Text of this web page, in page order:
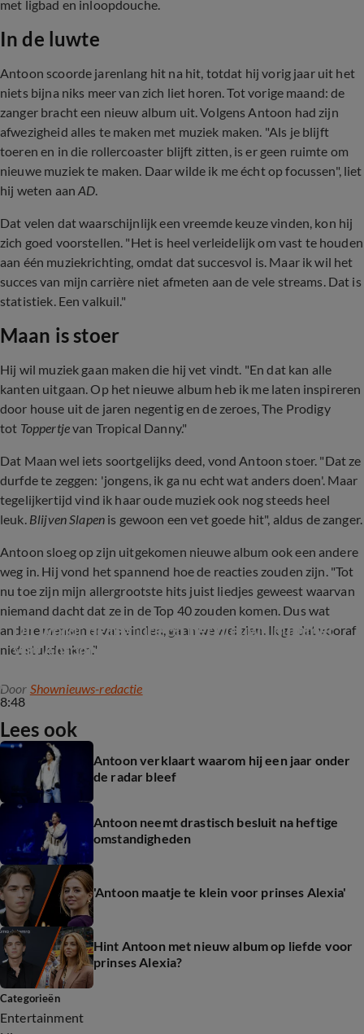
met ligbad en inloopdouche.
In de luwte
Antoon scoorde jarenlang hit na hit, totdat hij vorig jaar uit het
niets bijna niks meer van zich liet horen. Tot vorige maand: de
zanger bracht een nieuw album uit. Volgens Antoon had zijn
afwezigheid alles te maken met muziek maken. "Als je blijft
toeren en in die rollercoaster blijft zitten, is er geen ruimte om
nieuwe muziek te maken. Daar wilde ik me écht op focussen", liet
hij weten aanAD.
Dat velen dat waarschijnlijk een vreemde keuze vinden, kon hij
zich goed voorstellen. "Het is heel verleidelijk om vast te houden
aan één muziekrichting, omdat dat succesvol is. Maar ik wil het
succes van mijn carrière niet afmeten aan de vele streams. Dat is
statistiek. Een valkuil."
Maan is stoer
Hij wil muziek gaan maken die hij vet vindt. "En dat kan alle
kanten uitgaan. Op het nieuwe album heb ik me laten inspireren
door house uit de jaren negentig en de zeroes, The Prodigy
tot Toppertjevan Tropical Danny."
Dat Maan wel iets soortgelijks deed, vond Antoon stoer. "Dat ze
durfde te zeggen: 'jongens, ik ga nu echt wat anders doen'. Maar
tegelijkertijd vind ik haar oude muziek ook nog steeds heel
leuk. Blijven Slapen is gewoon een vet goede hit", aldus de zanger.
Antoon sloeg op zijn uitgekomen nieuwe album ook een andere
weg in. Hij vond het spannend hoe de reacties zouden zijn. "Tot
nu toe zijn mijn allergrootste hits juist liedjes geweest waarvan
niemand dacht dat ze in de Top 40 zouden komen. Dus wat
andere mensen ervan vinden, gaan we wel zien. Ik ga dat vooraf
niet stukdenken."
8:48
Dit wordt de feature op het nieuwe nummer
van Antoon!
Door Shownieuws-redactie
Lees ook
Antoon verklaart waarom hij een jaar onder
de radar bleef
Antoon neemt drastisch besluit na heftige
omstandigheden
'Antoon maatje te klein voor prinses Alexia'
Hint Antoon met nieuw album op liefde voor
prinses Alexia?
Categorieën
Entertainment